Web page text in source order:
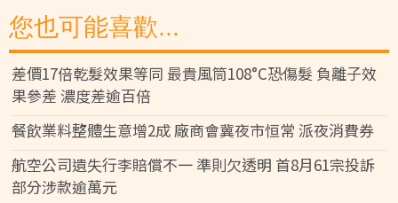
您也可能喜歡...
差價17倍乾髮效果等同 最貴風筒108°C恐傷髮 負離子效
果參差 濃度差逾百倍
餐飲業料整體生意增2成 廠商會冀夜市恒常 派夜消費券
航空公司遺失行李賠償不一 準則欠透明 首8月61宗投訴
部分涉款逾萬元